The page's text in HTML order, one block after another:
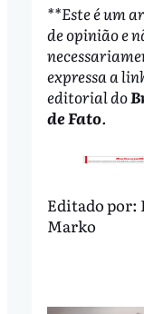
**Este é um
de opinião e
expressa a
editorial do
de Fato.
Editado por:
Marko